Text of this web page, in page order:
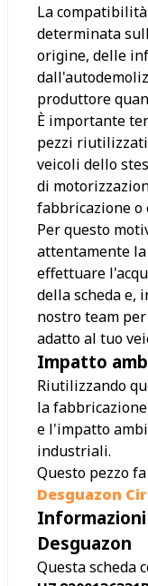
La
determinata
origine, delle
produttore
È importante
pezzi
veicoli dello
di
fabbricazione o
Per questo
attentamente
effettuare
della scheda e,
nostro team
adatto al tuo
Impatto
Riutilizzando
la
e l'impatto
industriali.
Questo pezzo
Desguazon
Desguazon
Questa scheda